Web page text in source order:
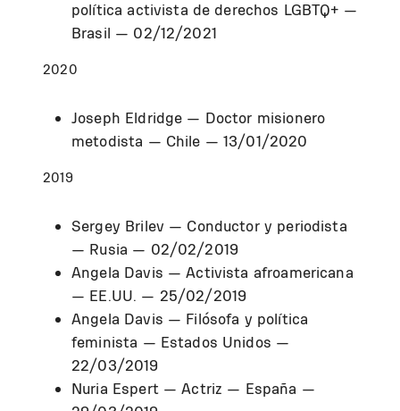
política activista de derechos LGBTQ+ —
Brasil — 02/12/2021
2020
Joseph Eldridge — Doctor misionero
metodista — Chile — 13/01/2020
2019
Sergey Brilev — Conductor y periodista
— Rusia — 02/02/2019
Angela Davis — Activista afroamericana
— EE.UU. — 25/02/2019
Angela Davis — Filósofa y política
feminista — Estados Unidos —
22/03/2019
Nuria Espert — Actriz — España —